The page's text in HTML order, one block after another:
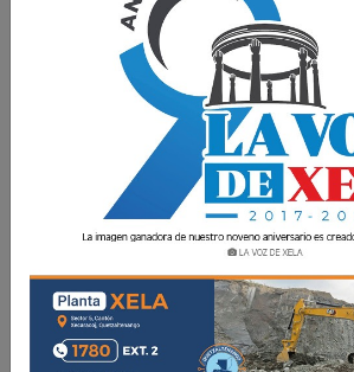
deberán ajustar sus gastos, en
donde el costo de vida continúa
La Voz de Xela 5 Mayo 2026 15:48